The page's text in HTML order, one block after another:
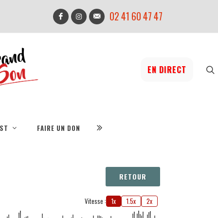
02 41 60 47 47
EN DIRECT
FAIRE UN DON
RETOUR
Vitesse : 1x 1.5x 2x